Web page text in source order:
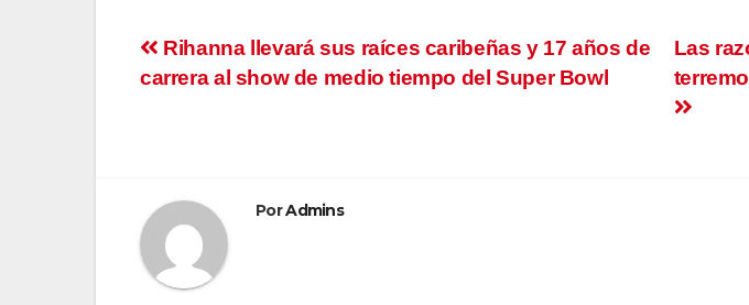
Navegación
Las
Rihanna llevará sus raíces caribeñas y 17 años de
carrera al show de medio tiempo del Super Bowl
PorAdmins